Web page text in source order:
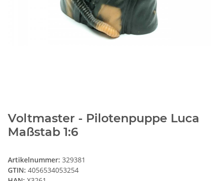
Voltmaster - Pilotenpuppe Luca
Maßstab 1:6
Artikelnummer: 329381
GTIN: 4056534053254